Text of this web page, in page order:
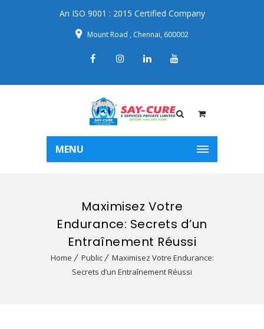
An ISO 9001 : 2015 Certified Company
Mount Road , Chennai, 600002
MENU
Maximisez Votre
Endurance: Secrets d’un
Entraînement Réussi
Home Public
Maximisez Votre Endurance:
Secrets d’un Entraînement Réussi